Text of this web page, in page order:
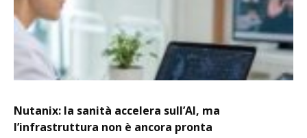
Nutanix: la sanità accelera sull’AI, ma
l’infrastruttura non è ancora pronta